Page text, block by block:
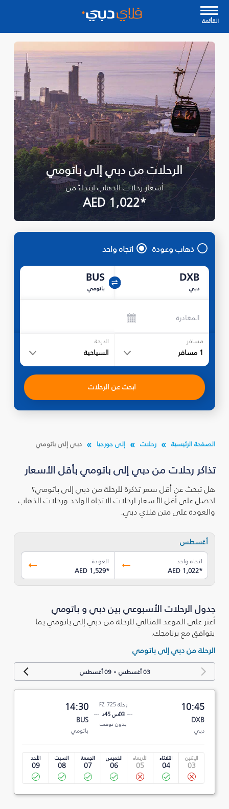
القأئمة
الرحلات من دبي إلى باتومي
أسعار رحلات الذهاب ابتداءً من
*AED 1,022
ذهاب وعودة اتجاه واحد
DXB
دبي
BUS
باتومي
المغادرة
مسافر
1 مسافر
الدرجة
السياحية
ابحث عن الرحلات
الصفحة الرئيسية رحلات إلى جورجيا دبي إلى باتومي
تذاكر رحلات من دبي إلى باتومي بأقل الأسعار
هل تبحث عن أقل سعر تذكرة للرحلة من دبي إلى باتومي؟
احصل على أقل الأسعار لرحلات الاتجاه الواحد ورحلات الذهاب
والعودة على متن فلاي دبي.
أغسطس
اتجاه واحد
AED 1,022*
العودة
AED 1,529*
جدول الرحلات الأسبوعي بين دبي و باتومي
أعثر على الموعد المثالي للرحلة من دبي إلى باتومي بما
يتوافق مع برنامجك.
الرحلة من دبي إلى باتومي
03 أغسطس -09 أغسطس
10:45
DXB
دبي
رحلة FZ 725
03س 45د
بدون توقف
14:30
BUS
باتومي
الإثنين
03
الثلاثاء
04
الأربعاء
05
الخميس
06
الجمعة
07
السبت
08
الأحد
09